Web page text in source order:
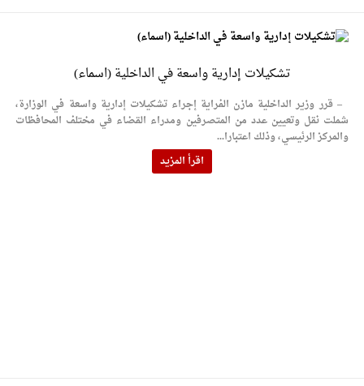
تشكيلات إدارية واسعة في الداخلية (اسماء)
– قرر وزير الداخلية مازن الفراية إجراء تشكيلات إدارية واسعة في الوزارة،
شملت نقل وتعيين عدد من المتصرفين ومدراء القضاء في مختلف المحافظات
والمركز الرئيسي، وذلك اعتبارا...
اقرأ المزيد